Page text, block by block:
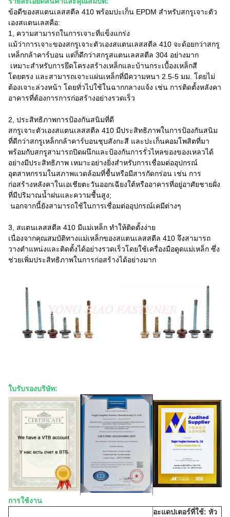
ข้อดีของสแตนเลสสตีล 410 พร้อมปะเก็น EPDM สำหรับสกรูเจาะตัว
เองสแตนเลสคือ:
1, ความสามารถในการเจาะที่แข็งแกร่ง
แม้ว่าการเจาะของสกรูเจาะตัวเองสแตนเลสสตีล 410 จะด้อยกว่าสกรู
เหล็กกล้าคาร์บอน แต่ก็ดีกว่าสกรูสแตนเลสสตีล 304 อย่างมาก
เหมาะสำหรับการยึดโครงสร้างเหล็กและบ้านกระเบื้องเหล็กสี
โดยตรง และสามารถเจาะแผ่นเหล็กที่มีความหนา 2.5-5 มม. โดยไม่
ต้องเจาะล่วงหน้า โดยทั่วไปใช้ในฉากกลางแจ้ง เช่น การติดตั้งหลังคา
อาคารที่ต้องการการก่อสร้างอย่างรวดเร็ว
2, ประสิทธิภาพการป้องกันสนิมที่ดี
สกรูเจาะตัวเองสแตนเลสสตีล 410 มีประสิทธิภาพในการป้องกันสนิม
ที่ดีกว่าสกรูเหล็กกล้าคาร์บอนชุบสังกะสี และปะเก็นคอมโพสิตที่มา
พร้อมกับสกรูสามารถปิดผนึกและป้องกันการรั่วไหลของของเหลวได้
อย่างมีประสิทธิภาพ เหมาะอย่างยิ่งสำหรับการเชื่อมต่ออุปกรณ์
อุตสาหกรรมในสภาพแวดล้อมที่ชื้นหรือมีสารกัดกร่อน เช่น การ
ก่อสร้างหลังคาในเอเชียตะวันออกเฉียงใต้หรืออาคารที่อยู่อาศัยชายฝั่ง
ที่มีปริมาณน้ำฝนและความชื้นสูง;
นอกจากนี้ยังสามารถใช้ในการเชื่อมต่ออุปกรณ์เคมีต่างๆ
3, สแตนเลสสตีล 410 มีแม่เหล็ก ทำให้ติดตั้งง่าย
เนื่องจากคุณสมบัติทางแม่เหล็กของสแตนเลสสตีล 410 จึงสามารถ
วางตำแหน่งและติดตั้งได้อย่างรวดเร็วโดยใช้เครื่องมือดูดแม่เหล็ก ซึ่ง
ช่วยเพิ่มประสิทธิภาพในการก่อสร้างได้อย่างมาก
ใบรับรองบริษัท:
การใช้งาน
อะแดปเตอร์ที่ใช้: หัว